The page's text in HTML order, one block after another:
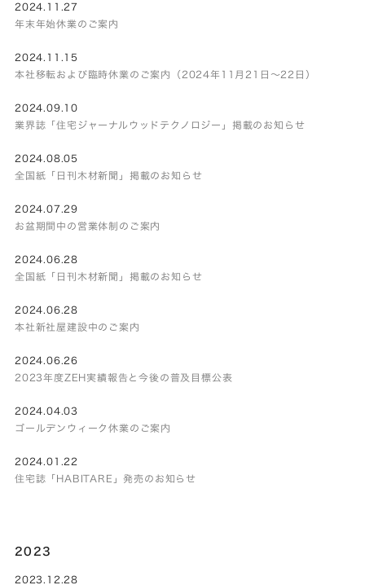
2024.11.27
年末年始休業のご案内
2024.11.15
本社移転および臨時休業のご案内（2024年11月21日～22日）
2024.09.10
業界誌「住宅ジャーナルウッドテクノロジー」掲載のお知らせ
2024.08.05
全国紙「日刊木材新聞」掲載のお知らせ
2024.07.29
お盆期間中の営業体制のご案内
2024.06.28
全国紙「日刊木材新聞」掲載のお知らせ
2024.06.28
本社新社屋建設中のご案内
2024.06.26
2023年度ZEH実績報告と今後の普及目標公表
2024.04.03
ゴールデンウィーク休業のご案内
2024.01.22
住宅誌「HABITARE」発売のお知らせ
2023
2023.12.28